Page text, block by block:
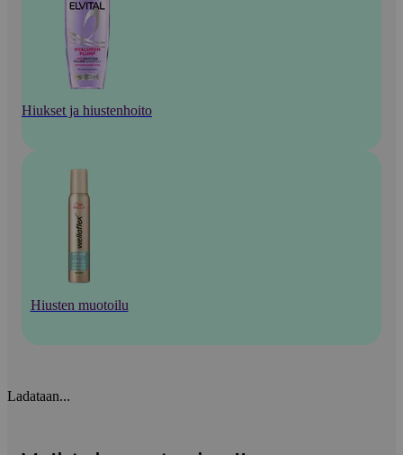
Hiukset ja hiustenhoito
Hiusten muotoilu
Ladataan...